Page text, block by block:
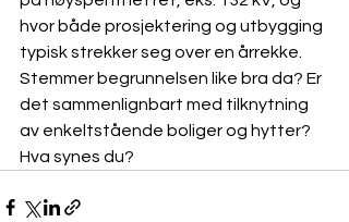
hvor både prosjektering og utbygging
typisk strekker seg over en årrekke.
Stemmer begrunnelsen like bra da? Er
det sammenlignbart med tilknytning
av enkeltstående boliger og hytter?
Hva synes du?